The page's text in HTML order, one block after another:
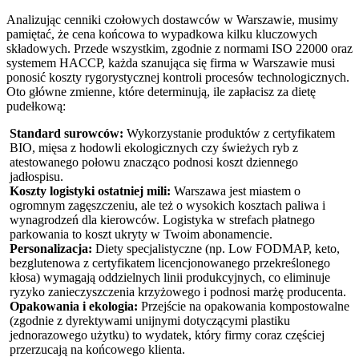
Analizując cenniki czołowych dostawców w Warszawie, musimy
pamiętać, że cena końcowa to wypadkowa kilku kluczowych
składowych. Przede wszystkim, zgodnie z normami ISO 22000 oraz
systemem HACCP, każda szanująca się firma w Warszawie musi
ponosić koszty rygorystycznej kontroli procesów technologicznych.
Oto główne zmienne, które determinują, ile zapłacisz za dietę
pudełkową:
Standard surowców: Wykorzystanie produktów z certyfikatem
BIO, mięsa z hodowli ekologicznych czy świeżych ryb z
atestowanego połowu znacząco podnosi koszt dziennego
jadłospisu.
Koszty logistyki ostatniej mili: Warszawa jest miastem o
ogromnym zagęszczeniu, ale też o wysokich kosztach paliwa i
wynagrodzeń dla kierowców. Logistyka w strefach płatnego
parkowania to koszt ukryty w Twoim abonamencie.
Personalizacja: Diety specjalistyczne (np. Low FODMAP, keto,
bezglutenowa z certyfikatem licencjonowanego przekreślonego
kłosa) wymagają oddzielnych linii produkcyjnych, co eliminuje
ryzyko zanieczyszczenia krzyżowego i podnosi marżę producenta.
Opakowania i ekologia: Przejście na opakowania kompostowalne
(zgodnie z dyrektywami unijnymi dotyczącymi plastiku
jednorazowego użytku) to wydatek, który firmy coraz częściej
przerzucają na końcowego klienta.